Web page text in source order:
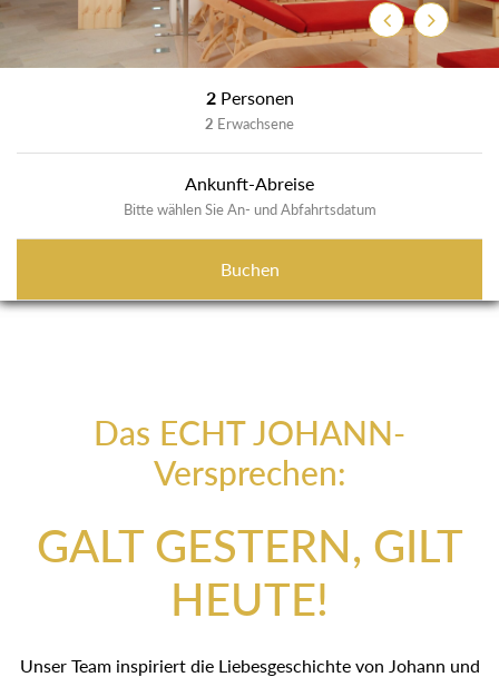
Previous
Next
2 Personen
2 Erwachsene
Ankunft-Abreise
Bitte wählen Sie An- und Abfahrtsdatum
Buchen
Das ECHT JOHANN-
Versprechen:
GALT GESTERN, GILT
HEUTE!
Unser Team inspiriert die Liebesgeschichte von Johann und